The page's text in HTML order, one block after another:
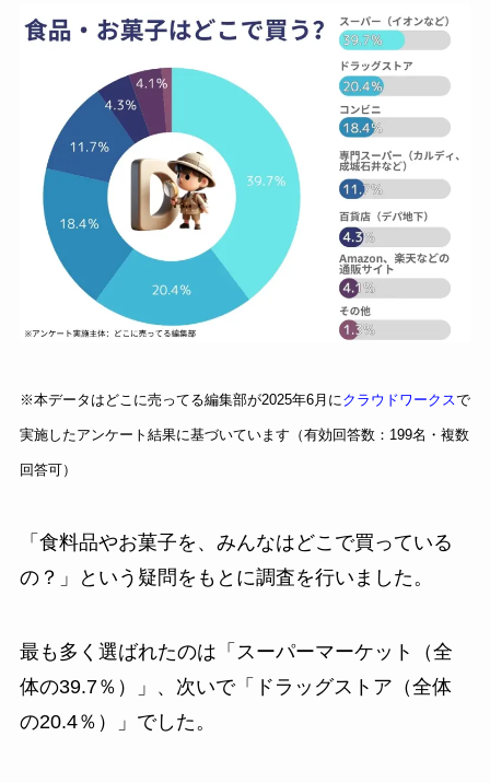
※本データはどこに売ってる編集部が2025年6月にクラウドワークスで
実施したアンケート結果に基づいています（有効回答数：199名・複数
回答可）
「食料品やお菓子を、みんなはどこで買っている
の？」という疑問をもとに調査を行いました。
最も多く選ばれたのは「スーパーマーケット（全
体の39.7％）」、次いで「ドラッグストア（全体
の20.4％）」でした。